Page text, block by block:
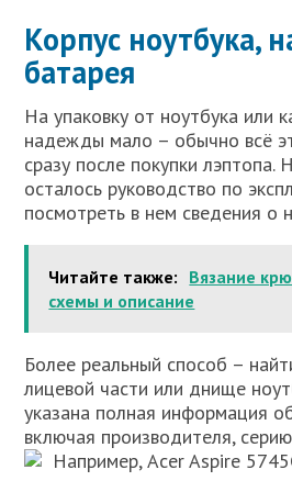
Корпус ноутбука,
батарея
На упаковку от ноутбука или
надежды мало – обычно всё
сразу после покупки лэптопа.
осталось руководство по
посмотреть в нем сведения о
Читайте также: Вязание
схемы и описание
Более реальный способ –
лицевой части или днище
указана полная информация
включая производителя,
Например, Acer Aspire